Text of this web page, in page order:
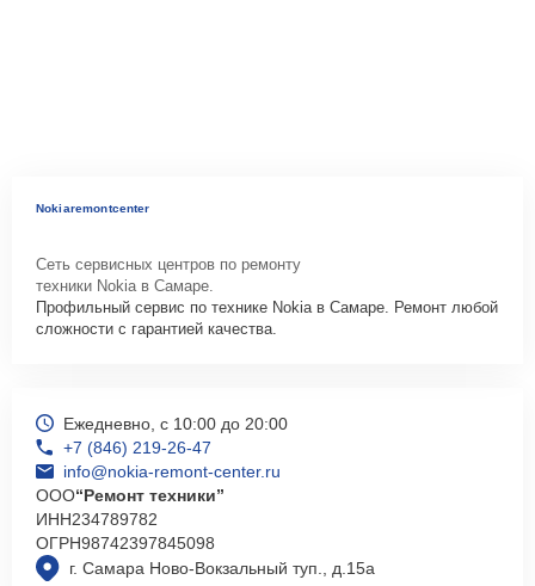
Nokiaremontcenter
Сеть сервисных центров по ремонту
техники Nokia в Самаре.
Профильный сервис по технике Nokia в Самаре. Ремонт любой
сложности с гарантией качества.
г. Самара Ново-Вокзальный туп., д.15а
Ежедневно, с 10:00 до 20:00
+7 (846) 219-26-47
info@nokia-remont-center.ru
ООО“Ремонт техники”
ИНН234789782
ОГРН98742397845098